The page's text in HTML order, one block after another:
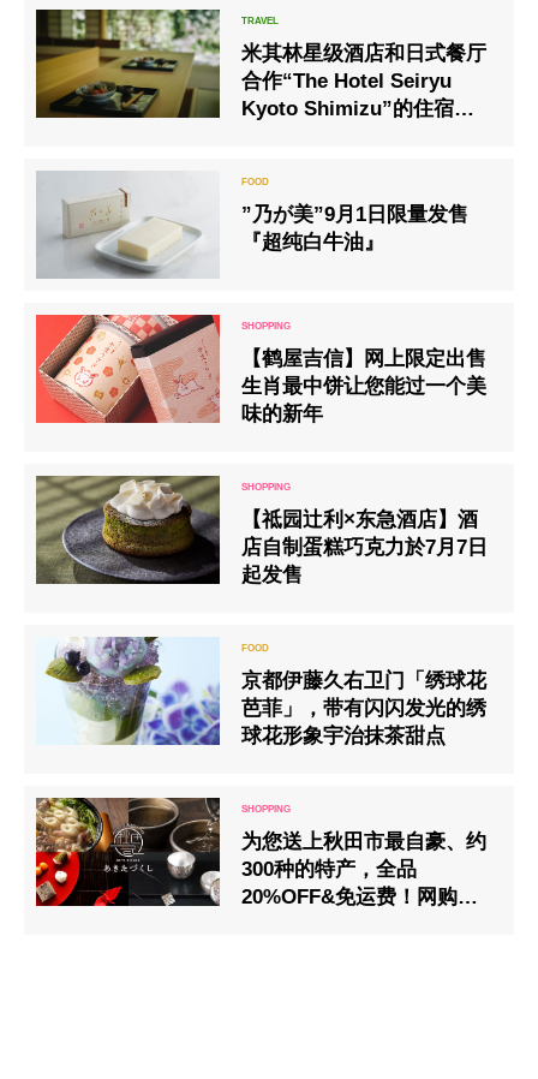
米其林星级酒店和日式餐厅
合作“The Hotel Seiryu
Kyoto Shimizu”的住宿计
”乃が美”9月1日限量发售
『超纯白牛油』
【鹤屋吉信】网上限定出售
生肖最中饼让您能过一个美
味的新年
【祗园辻利×东急酒店】酒
店自制蛋糕巧克力於7月7日
起发售
京都伊藤久右卫门「绣球花
芭菲」，带有闪闪发光的绣
球花形象宇治抹茶甜点
为您送上秋田市最自豪、约
300种的特产，全品
20%OFF&免运费！网购网